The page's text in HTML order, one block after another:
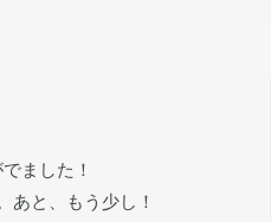
ました！
あと、もう少し！